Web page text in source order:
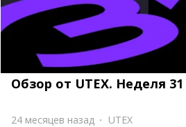
Обзор от UTEX. Неделя 31
24 месяцев назад UTEX